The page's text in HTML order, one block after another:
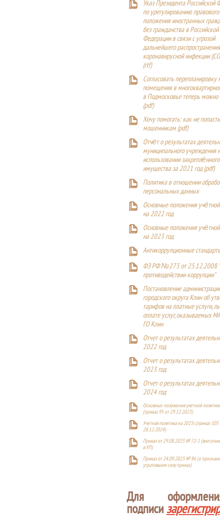
Указ Президента Российской
по урегулированию правового
положения иностранных
без гражданства в Российской
Федерации в связи с угрозой
дальнейшего
коронавирусной инфекции
(rtf)
Согласовать перепланировку
помещения в
в Подмосковье теперь можно
(pdf)
Хочу помогать: как не
мошенникам (pdf)
Отчёт о результатах
муниципального учреждения
использовании
имущества за 2021 год (pdf)
Политика в отношении
персональных данных
Основные положения
на 2022 год
Основные положения
на 2023 год
Антикоррупционные
ФЗ РФ №273 от 25.12.2008
противодействии коррупции"
Постановление
городского округа Клин об
тарифов на платные услуги,
оплате услуг, оказываемых
ГО Клин
Отчет о результатах
2022 год
Отчет о результатах
2023 год
Отчет о результатах
2024 год
Основные положения учетной
(приказ 95 от 29.12.2023)
Учетная политика на 2025г. (приказ 105
28.12.2024)
Приказ от 29.08.2025 № 72-1
в УП)
Приказ от 24.09.2025 № 86 (о
утратившим силу приказ)
Для
подписи